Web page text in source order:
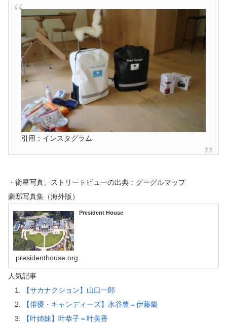
引用：インスタグラム
・衛星写真、ストリートビューの出典：グーグルマップ
豪邸写真集（海外版）
President House
presidenthouse.org
人気記事
【サカナクション】山口一郎
【俳優・キャンディーズ】水谷豊＝伊藤蘭
【叶姉妹】叶恭子＝叶美香